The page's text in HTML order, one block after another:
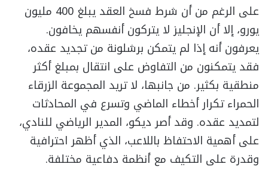
على الرغم من أن شرط فسخ العقد يبلغ 400 مليون
يورو، إلا أن الإنجليز لا يتركون أنفسهم يخافون.
يعرفون أنه إذا لم يتمكن برشلونة من تجديد عقده،
فقد يتمكنون من التفاوض على انتقال بمبلغ أكثر
منطقية بكثير. من جانبها، لا تريد المجموعة الزرقاء
الحمراء تكرار أخطاء الماضي وتسرع في المحادثات
لتمديد عقده. وقد أصر ديكو، المدير الرياضي للنادي،
على أهمية الاحتفاظ باللاعب، الذي أظهر احترافية
وقدرة على التكيف مع أنظمة دفاعية مختلفة.